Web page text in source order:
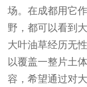
场。在成都用它
野，都可以看到
大叶油草经历无
以覆盖一整片土
容，希望通过对